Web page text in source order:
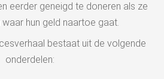
eerder geneigd te doneren als ze
hun geld naartoe gaat.
bestaat uit de volgende
onderdelen: